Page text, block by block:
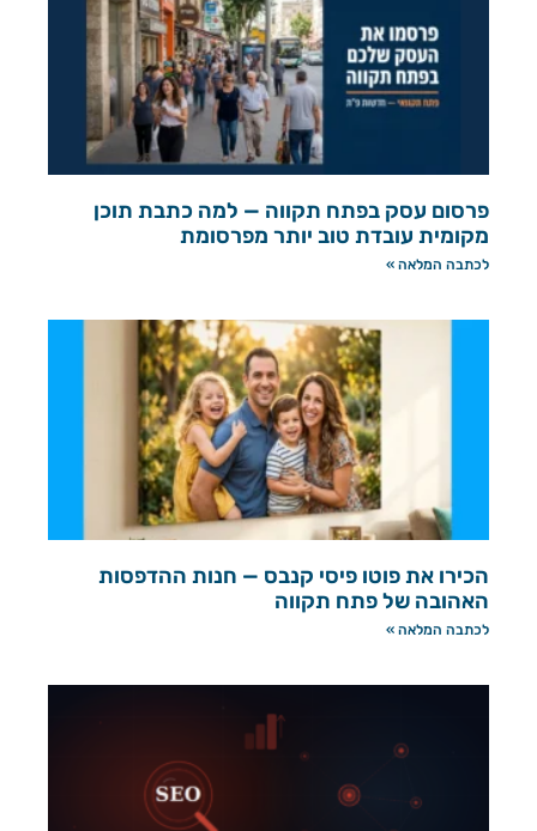
פרסום עסק בפתח תקווה — למה כתבת תוכן
מקומית עובדת טוב יותר מפרסומת
לכתבה המלאה »
הכירו את פוטו פיסי קנבס — חנות ההדפסות
האהובה של פתח תקווה
לכתבה המלאה »